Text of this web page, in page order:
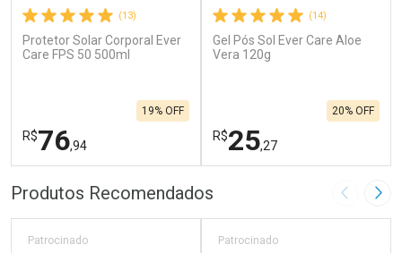
(13)
Protetor Solar Corporal Ever
Care FPS 50 500ml
R$76,94
19% OFF
FECHAR
Laboratório
FECHAR
Por Menos
(14)
Gel Pós Sol Ever Care Aloe
Vera 120g
R$25,27
20% OFF
Laboratório
Por Menos
Produtos Recomendados Imagem
Patrocinado Patrocinado